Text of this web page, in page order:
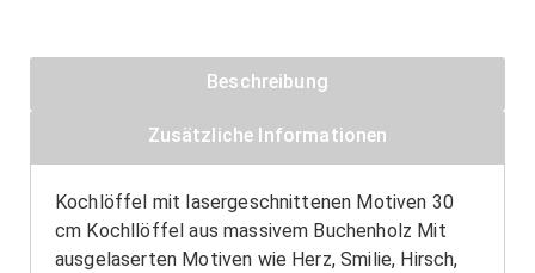
Beschreibung
Zusätzliche Informationen
Kochlöffel mit lasergeschnittenen Motiven 30
cm Kochllöffel aus massivem Buchenholz Mit
ausgelaserten Motiven wie Herz, Smilie, Hirsch,